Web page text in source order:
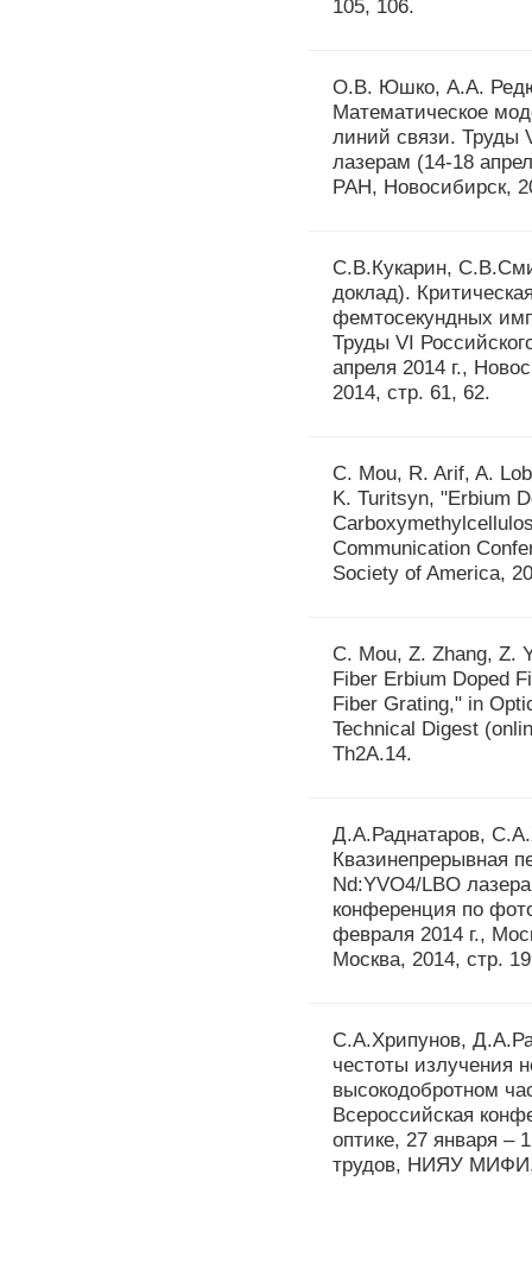
105, 106.
О.В. Юшко, А.А.
Математическое
линий связи. Труды
лазерам (14-18
РАН, Новосибирск,
С.В.Кукарин,
доклад).
фемтосекундных
Труды VI
апреля 2014 г.,
2014, стр. 61, 62.
C. Mou, R. Arif, A.
K. Turitsyn, "Erbium
Communication
Society of America,
C. Mou, Z. Zhang, Z.
Fiber Erbium Doped
Fiber Grating," in
Technical Digest
Th2A.14.
Д.А.Раднатаров,
Квазинепрерывная
Nd:YVO4/LBO
конференция по
февраля 2014 г.,
Москва, 2014, стр.
С.А.Хрипунов,
честоты излучения
высокодобротном
Всероссийская
оптике, 27 января –
трудов, НИЯУ МИФИ,